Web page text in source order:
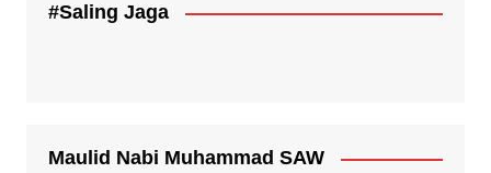
#Saling Jaga
Maulid Nabi Muhammad SAW